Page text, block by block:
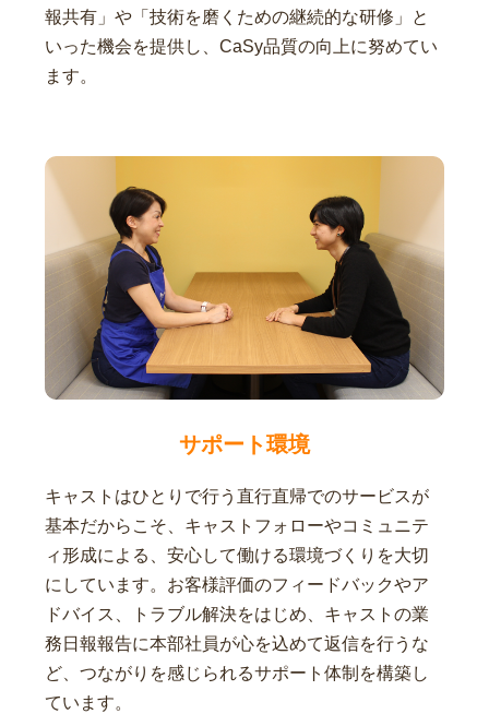
報共有」や「技術を磨くための継続的な研修」と
いった機会を提供し、CaSy品質の向上に努めてい
ます。
サポート環境
キャストはひとりで行う直行直帰でのサービスが
基本だからこそ、キャストフォローやコミュニテ
ィ形成による、安心して働ける環境づくりを大切
にしています。お客様評価のフィードバックやア
ドバイス、トラブル解決をはじめ、キャストの業
務日報報告に本部社員が心を込めて返信を行うな
ど、つながりを感じられるサポート体制を構築し
ています。